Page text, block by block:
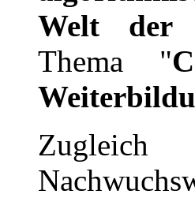
Welt der
Thema "
Zugleich